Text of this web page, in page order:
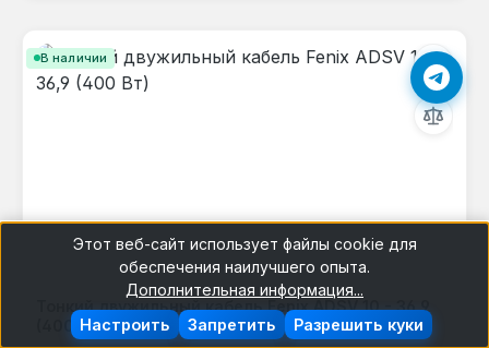
В наличии
Тонкий двужильный кабель Fenix ADSV 10 - 36,9
(400 Вт)
Этот веб-сайт использует файлы cookie для
обеспечения наилучшего опыта.
Дополнительная информация...
Запретить
Настроить Разрешить куки